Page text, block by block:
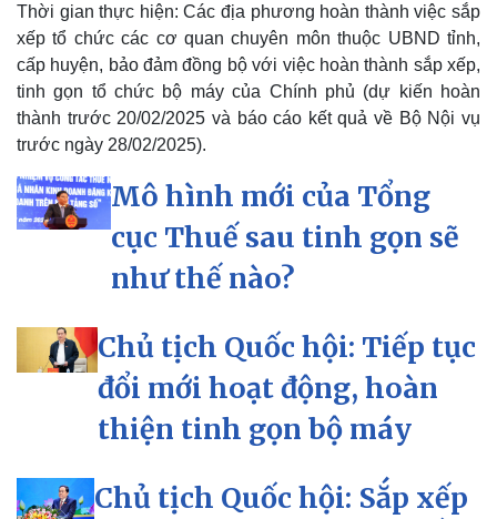
Thông tin doanh nghiệp
Doanh nghiệp 24h
Doanh nhân
Vì cộng đồng
Sành điệu
Tin Công nghệ
Trải nghiệm
Chuyển đổi số
Thời gian thực hiện: Các địa phương hoàn thành việc sắp
xếp tổ chức các cơ quan chuyên môn thuộc UBND tỉnh,
cấp huyện, bảo đảm đồng bộ với việc hoàn thành sắp xếp,
tinh gọn tổ chức bộ máy của Chính phủ (dự kiến hoàn
thành trước 20/02/2025 và báo cáo kết quả về Bộ Nội vụ
trước ngày 28/02/2025).
Mô hình mới của Tổng
cục Thuế sau tinh gọn sẽ
như thế nào?
Chủ tịch Quốc hội: Tiếp tục
đổi mới hoạt động, hoàn
thiện tinh gọn bộ máy
Chủ tịch Quốc hội: Sắp xếp